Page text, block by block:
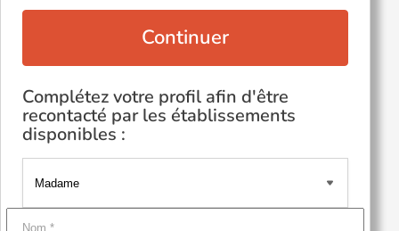
Continuer
Complétez votre profil afin d'être
recontacté par les établissements
disponibles :